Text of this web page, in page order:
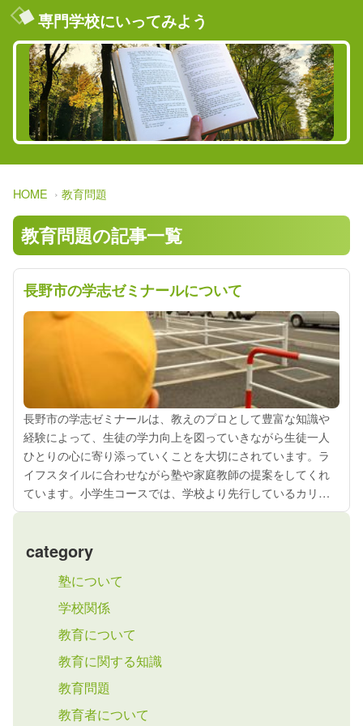
専門学校にいってみよう
HOME 教育問題
教育問題の記事一覧
長野市の学志ゼミナールについて
長野市の学志ゼミナールは、教えのプロとして豊富な知識や
経験によって、生徒の学力向上を図っていきながら生徒一人
ひとりの心に寄り添っていくことを大切にされています。ラ
イフスタイルに合わせながら塾や家庭教師の提案をしてくれ
ています。小学生コースでは、学校より先行しているカリキ
ュラムで学習を進めてくれて、学校で行われている授業がし
category
塾について
学校関係
教育について
教育に関する知識
教育問題
教育者について